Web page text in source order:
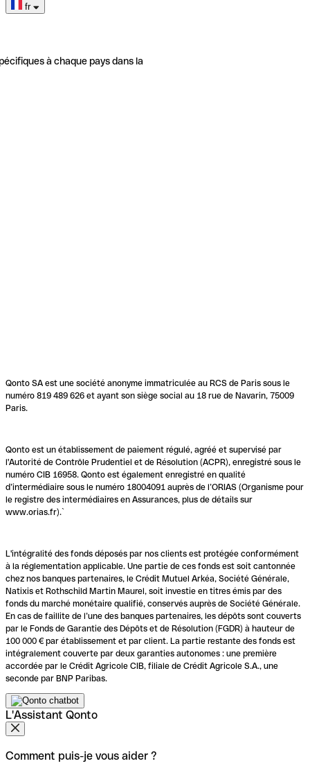
fr
à chaque pays dans la
Qonto SA est une société anonyme immatriculée au RCS de Paris sous le
numéro 819 489 626 et ayant son siège social au 18 rue de Navarin, 75009
Paris.
Qonto est un établissement de paiement régulé, agréé et supervisé par
l'Autorité de Contrôle Prudentiel et de Résolution (ACPR), enregistré sous le
numéro CIB 16958. Qonto est également enregistré en qualité
d’intermédiaire sous le numéro 18004091 auprès de l’ORIAS (Organisme pour
le registre des intermédiaires en Assurances, plus de détails sur
www.orias.fr).`
L'intégralité des fonds déposés par nos clients est protégée conformément
à la réglementation applicable. Une partie de ces fonds est soit cantonnée
chez nos banques partenaires, le Crédit Mutuel Arkéa, Société Générale,
Natixis et Rothschild Martin Maurel, soit investie en titres émis par des
fonds du marché monétaire qualifié, conservés auprès de Société Générale.
En cas de faillite de l’une des banques partenaires, les dépôts sont couverts
par le Fonds de Garantie des Dépôts et de Résolution (FGDR) à hauteur de
100 000 € par établissement et par client. La partie restante des fonds est
intégralement couverte par deux garanties autonomes : une première
accordée par le Crédit Agricole CIB, filiale de Crédit Agricole S.A., une
seconde par BNP Paribas.
L'Assistant Qonto
Comment puis-je vous aider ?